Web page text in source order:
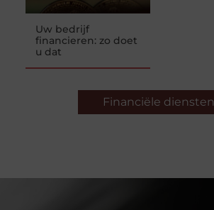
Uw bedrijf
financieren: zo doet
u dat
Financiële diensten